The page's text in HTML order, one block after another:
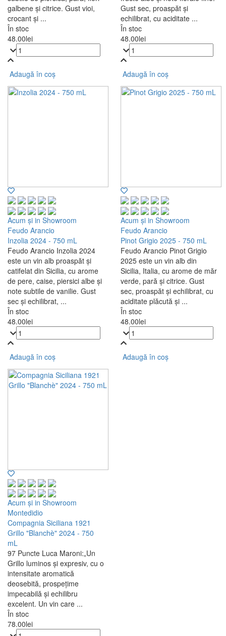
galbene și citrice. Gust vioi,
crocant și ...
În stoc
48.00lei
Adaugă în coș
Gust sec, proaspăt și
echilibrat, cu aciditate ...
În stoc
48.00lei
Adaugă în coș
Acum și in Showroom
Feudo Arancio
Inzolia 2024 - 750 mL
Feudo Arancio Inzolia 2024
este un vin alb proaspăt și
catifelat din Sicilia, cu arome
de pere, caise, piersici albe și
note subtile de vanilie. Gust
sec și echilibrat, ...
În stoc
48.00lei
Adaugă în coș
Acum și in Showroom
Feudo Arancio
Pinot Grigio 2025 - 750 mL
Feudo Arancio Pinot Grigio
2025 este un vin alb din
Sicilia, Italia, cu arome de măr
verde, pară și citrice. Gust
sec, proaspăt și echilibrat, cu
aciditate plăcută și ...
În stoc
48.00lei
Adaugă în coș
Acum și in Showroom
Montedidio
Compagnia Siciliana 1921
Grillo "Blanchè" 2024 - 750
mL
97 Puncte Luca Maroni:„Un
Grillo luminos și expresiv, cu o
intensitate aromatică
deosebită, prospețime
impecabilă și echilibru
excelent. Un vin care ...
În stoc
78.00lei